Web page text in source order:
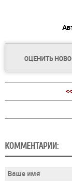
ОЦЕНИТЬ
КОММЕНТАРИИ: